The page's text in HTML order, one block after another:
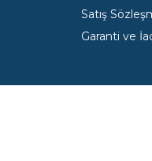
Satış
Garanti ve